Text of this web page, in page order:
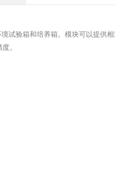
试验箱和培养箱。模块可以提供
。